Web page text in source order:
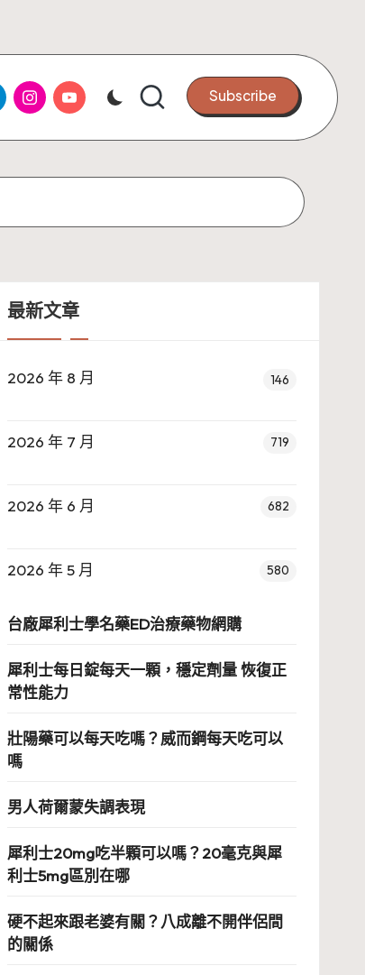
instagram.com
youtube.com Subscribe
最新文章
2026 年 8 月 146
2026 年 7 月 719
2026 年 6 月 682
2026 年 5 月 580
台廠犀利士學名藥ED治療藥物網購
犀利士每日錠每天一顆，穩定劑量 恢復正
常性能力
壯陽藥可以每天吃嗎？威而鋼每天吃可以
嗎
男人荷爾蒙失調表現
犀利士20mg吃半顆可以嗎？20毫克與犀
利士5mg區別在哪
硬不起來跟老婆有關？八成離不開伴侶間
的關係